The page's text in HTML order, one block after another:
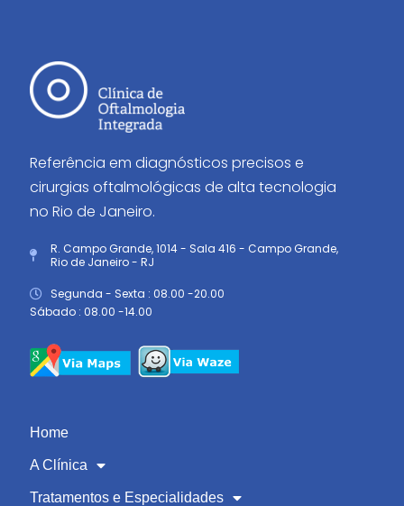
Referência em diagnósticos precisos e
cirurgias oftalmológicas de alta tecnologia
no Rio de Janeiro.
R. Campo Grande, 1014 - Sala 416 - Campo Grande,
Rio de Janeiro - RJ
Segunda - Sexta : 08.00 -20.00
Sábado : 08.00 -14.00
Home
A Clínica
Tratamentos e Especialidades